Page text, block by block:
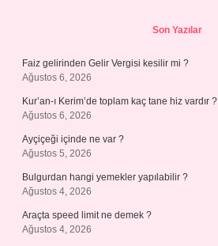
Son Yazılar
Faiz gelirinden Gelir Vergisi kesilir mi ?
Ağustos 6, 2026
Kur’an-ı Kerim’de toplam kaç tane hiz vardır ?
Ağustos 6, 2026
Ayçiçeği içinde ne var ?
Ağustos 5, 2026
Bulgurdan hangi yemekler yapılabilir ?
Ağustos 4, 2026
Araçta speed limit ne demek ?
Ağustos 4, 2026